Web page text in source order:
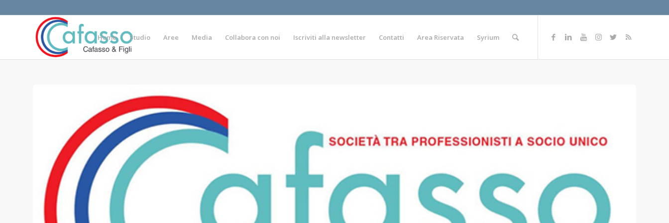
Home Studio Aree Media Collabora con noi Iscriviti alla newsletter Contatti Area Riservata Syrium